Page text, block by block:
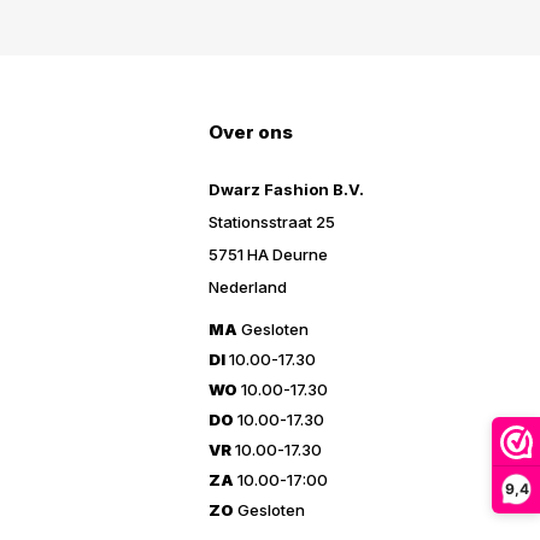
9,4
Over ons
Dwarz Fashion B.V.
Stationsstraat 25
5751 HA Deurne
Nederland
MA Gesloten
DI10.00-17.30
WO 10.00-17.30
DO 10.00-17.30
VR10.00-17.30
ZA 10.00-17:00
ZO Gesloten